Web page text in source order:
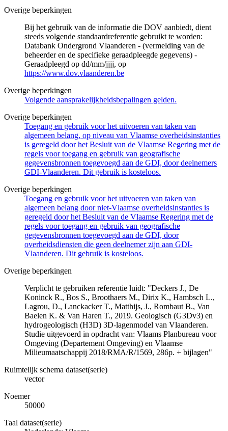
Overige beperkingen
Bij het gebruik van de informatie die DOV aanbiedt, dient
steeds volgende standaardreferentie gebruikt te worden:
Databank Ondergrond Vlaanderen - (vermelding van de
beheerder en de specifieke geraadpleegde gegevens) -
Geraadpleegd op dd/mm/jjjj, op
https://www.dov.vlaanderen.be
Overige beperkingen
Volgende aansprakelijkheidsbepalingen gelden.
Overige beperkingen
Toegang en gebruik voor het uitvoeren van taken van
algemeen belang, op niveau van Vlaamse overheidsinstanties
is geregeld door het Besluit van de Vlaamse Regering met de
regels voor toegang en gebruik van geografische
gegevensbronnen toegevoegd aan de GDI, door deelnemers
GDI-Vlaanderen. Dit gebruik is kosteloos.
Overige beperkingen
Toegang en gebruik voor het uitvoeren van taken van
algemeen belang door niet-Vlaamse overheidsinstanties is
geregeld door het Besluit van de Vlaamse Regering met de
regels voor toegang en gebruik van geografische
gegevensbronnen toegevoegd aan de GDI, door
overheidsdiensten die geen deelnemer zijn aan GDI-
Vlaanderen. Dit gebruik is kosteloos.
Overige beperkingen
Verplicht te gebruiken referentie luidt: "Deckers J., De
Koninck R., Bos S., Broothaers M., Dirix K., Hambsch L.,
Lagrou, D., Lanckacker T., Matthijs, J., Rombaut B., Van
Baelen K. & Van Haren T., 2019. Geologisch (G3Dv3) en
hydrogeologisch (H3D) 3D-lagenmodel van Vlaanderen.
Studie uitgevoerd in opdracht van: Vlaams Planbureau voor
Omgeving (Departement Omgeving) en Vlaamse
Milieumaatschappij 2018/RMA/R/1569, 286p. + bijlagen"
Ruimtelijk schema dataset(serie)
vector
Noemer
50000
Taal dataset(serie)